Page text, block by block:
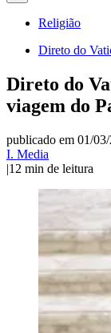
Religião
Direto do
Direto do
viagem do
publicado em 01/
I. Media
|12 min de leitura